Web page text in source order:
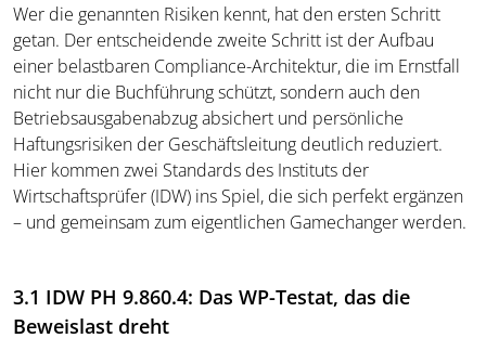
Wer die genannten Risiken kennt, hat den ersten Schritt
getan. Der entscheidende zweite Schritt ist der Aufbau
einer belastbaren Compliance-Architektur, die im Ernstfall
nicht nur die Buchführung schützt, sondern auch den
Betriebsausgabenabzug absichert und persönliche
Haftungsrisiken der Geschäftsleitung deutlich reduziert.
Hier kommen zwei Standards des Instituts der
Wirtschaftsprüfer (IDW) ins Spiel, die sich perfekt ergänzen
– und gemeinsam zum eigentlichen Gamechanger werden.
3.1 IDW PH 9.860.4: Das WP-Testat, das die
Beweislast dreht